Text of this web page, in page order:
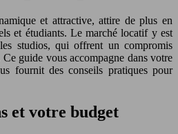
et attractive, attire de plus en
et étudiants. Le marché locatif y est
studios, qui offrent un compromis
guide vous accompagne dans votre
fournit des conseils pratiques pour
et votre budget